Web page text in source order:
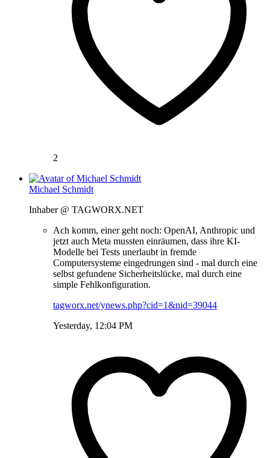
2
Michael Schmidt
Inhaber @ TAGWORX.NET
Ach komm, einer geht noch: OpenAI, Anthropic und
jetzt auch Meta mussten einräumen, dass ihre KI-
Modelle bei Tests unerlaubt in fremde
Computersysteme eingedrungen sind - mal durch eine
selbst gefundene Sicherheitslücke, mal durch eine
simple Fehlkonfiguration.
tagworx.net/ynews.php?cid=1&nid=39044
Yesterday, 12:04 PM